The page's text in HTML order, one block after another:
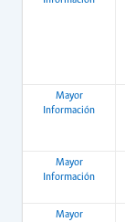
Mayor
Información
Mayor
Información
Mayor